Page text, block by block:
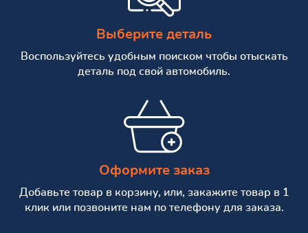
Выберите деталь
Воспользуйтесь удобным поиском чтобы отыскать
деталь под свой автомобиль.
Оформите заказ
Добавьте товар в корзину, или, закажите товар в 1
клик или позвоните нам по телефону для заказа.